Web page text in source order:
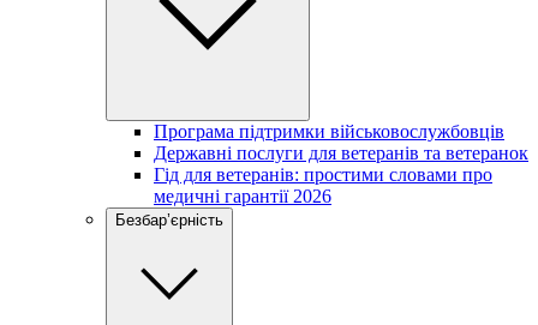
Програма підтримки військовослужбовців
Державні послуги для ветеранів та ветеранок
Гід для ветеранів: простими словами про
медичні гарантії 2026
Безбар’єрність